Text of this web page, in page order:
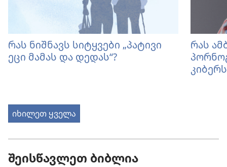
რას ნიშნავს სიტყვები „პატივი
ეცი მამას და დედას“?
რას
იხილეთ ყველა
შეისწავლეთ ბიბლია